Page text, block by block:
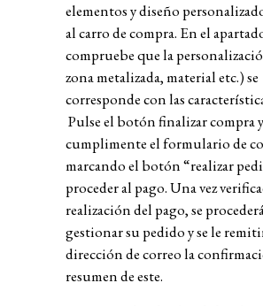
elementos y diseño
al carro de compra. En el
compruebe que la
zona metalizada, material etc.) se
corresponde con las
Pulse el botón finalizar compra y
cumplimente el formulario de
marcando el botón “realizar
proceder al pago. Una vez
realización del pago, se
gestionar su pedido y se le
dirección de correo la
resumen de este.